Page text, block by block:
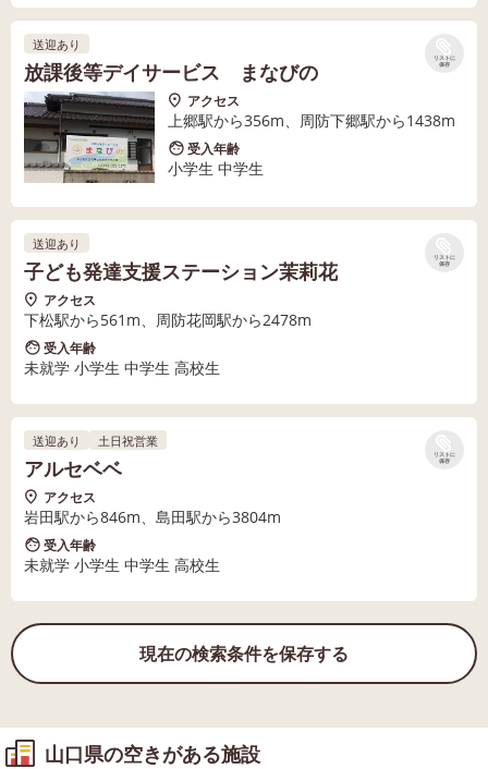
リストに
保存
送迎あり
放課後等デイサービス まなびの
アクセス
上郷駅から356m、周防下郷駅から1438m
受入年齢
小学生 中学生
リストに
保存
送迎あり
子ども発達支援ステーション茉莉花
アクセス
下松駅から561m、周防花岡駅から2478m
受入年齢
未就学 小学生 中学生 高校生
リストに
保存
送迎あり 土日祝営業
アルセベベ
アクセス
岩田駅から846m、島田駅から3804m
受入年齢
未就学 小学生 中学生 高校生
現在の検索条件を保存する
山口県の空きがある施設